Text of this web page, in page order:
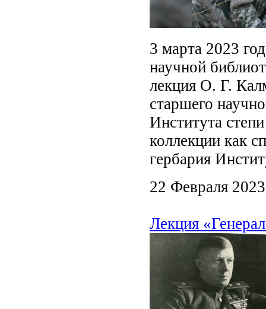
3 марта 2023
научной
лекция О. Г.
старшего
Института
коллекции как
гербария
22 Февраля 2023
Лекция